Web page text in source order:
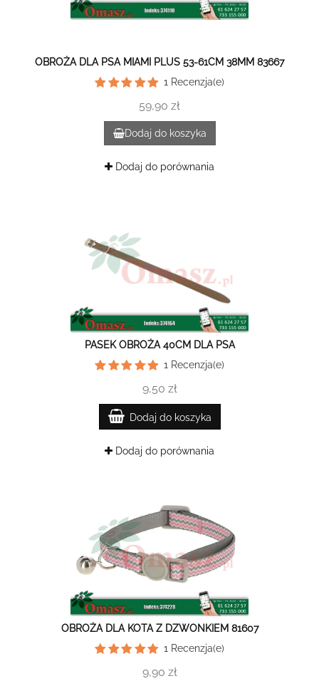
OBROŻA DLA PSA MIAMI PLUS 53-61CM 38MM 83667
1Recenzja(e)
59,90 zł
Dodaj do koszyka
Dodaj do porównania
PASEK OBROŻA 40CM DLA PSA
1 Recenzja(e)
9,50 zł
Dodaj do koszyka
Dodaj do porównania
OBROŻA DLA KOTA Z DZWONKIEM 81607
1Recenzja(e)
9,90 zł